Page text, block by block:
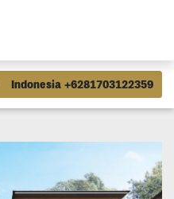
Indonesia +6281703122359